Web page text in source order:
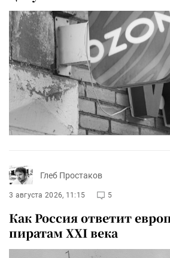
Глеб Простаков
3 августа 2026, 11:15 5
Как Россия ответит
пиратам XXI века